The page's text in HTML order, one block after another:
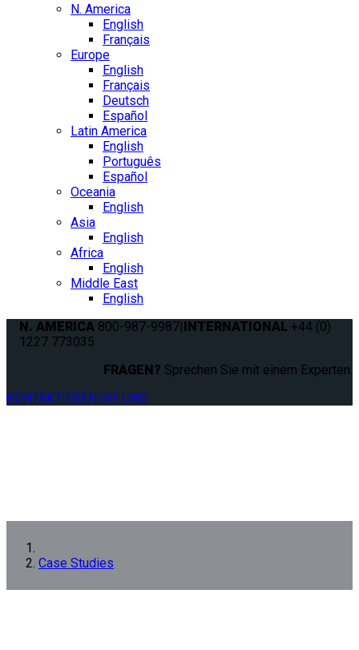
N. America
English
Français
Europe
English
Français
Deutsch
Español
Latin America
English
Português
Español
Oceania
English
Asia
English
Africa
English
Middle East
English
N. AMERICA 800-987-9987|INTERNATIONAL +44 (0)
1227 773035
FRAGEN? Sprechen Sie mit einem Experten.
KONTAKTIEREN SIE UNS
Case Studies